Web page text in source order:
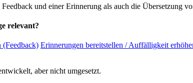
und einer Erinnerung als auch die Übersetzung
relevant?
(Feedback) Erinnerungen bereitstellen / Auffälligkeit
aber nicht umgesetzt.